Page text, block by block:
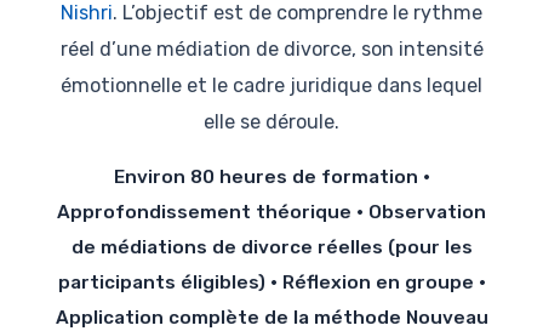
Nishri. L’objectif est de comprendre le rythme
réel d’une médiation de divorce, son intensité
émotionnelle et le cadre juridique dans lequel
elle se déroule.
Environ 80 heures de formation ·
Approfondissement théorique · Observation
de médiations de divorce réelles (pour les
participants éligibles) · Réflexion en groupe ·
Application complète de la méthode Nouveau